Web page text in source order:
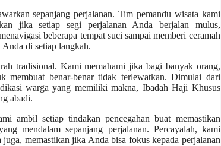
sepanjang perjalanan. Tim pemandu wisata kami
jika setiap segi perjalanan Anda berjalan mulus,
beberapa tempat suci sampai memberi ceramah
Anda di setiap langkah.
tradisional. Kami memahami jika bagi banyak orang,
membuat benar-benar tidak terlewatkan. Dimulai dari
warga yang memiliki makna, Ibadah Haji Khusus
abadi.
ambil setiap tindakan pencegahan buat memastikan
mendalam sepanjang perjalanan. Percayalah, kami
memastikan jika Anda bisa fokus kepada perjalanan